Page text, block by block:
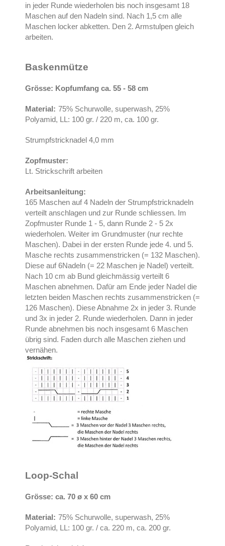
in jeder Runde wiederholen bis noch insgesamt 18
Maschen auf den Nadeln sind. Nach 1,5 cm alle
Maschen locker abketten. Den 2. Armstulpen gleich
arbeiten.
Baskenmütze
Grösse: Kopfumfang ca. 55 - 58 cm
Material: 75% Schurwolle, superwash, 25%
Polyamid, LL: 100 gr. / 220 m, ca. 100 gr.
Strumpfstricknadel 4,0 mm
Zopfmuster:
Lt. Strickschrift arbeiten
Arbeitsanleitung:
165 Maschen auf 4 Nadeln der Strumpfstricknadeln
verteilt anschlagen und zur Runde schliessen. Im
Zopfmuster Runde 1 - 5, dann Runde 2 - 5 2x
wiederholen. Weiter im Grundmuster (nur rechte
Maschen). Dabei in der ersten Runde jede 4. und 5.
Masche rechts zusammenstricken (= 132 Maschen).
Diese auf 6Nadeln (= 22 Maschen je Nadel) verteilt.
Nach 10 cm ab Bund gleichmässig verteilt 6
Maschen abnehmen. Dafür am Ende jeder Nadel die
letzten beiden Maschen rechts zusammenstricken (=
126 Maschen). Diese Abnahme 2x in jeder 3. Runde
und 3x in jeder 2. Runde wiederholen. Dann in jeder
Runde abnehmen bis noch insgesamt 6 Maschen
übrig sind. Faden durch alle Maschen ziehen und
vernähen.
Loop-Schal
Grösse: ca. 70 ø x 60 cm
Material: 75% Schurwolle, superwash, 25%
Polyamid, LL: 100 gr. / ca. 220 m, ca. 200 gr.